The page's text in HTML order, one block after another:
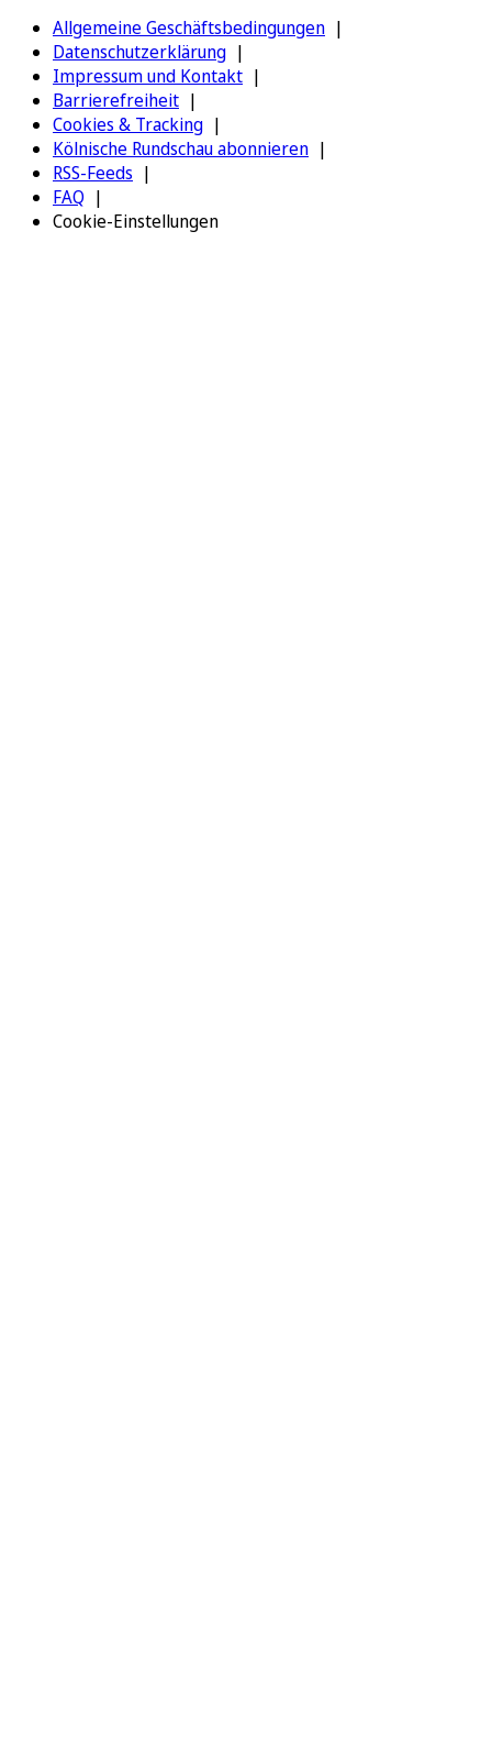
Allgemeine Geschäftsbedingungen
Datenschutzerklärung
Impressum und Kontakt
Barrierefreiheit
Cookies & Tracking
Kölnische Rundschau abonnieren
RSS-Feeds
FAQ
Cookie-Einstellungen